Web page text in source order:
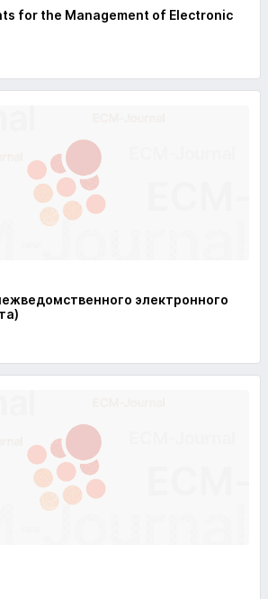
for the Management of Electronic
электронного